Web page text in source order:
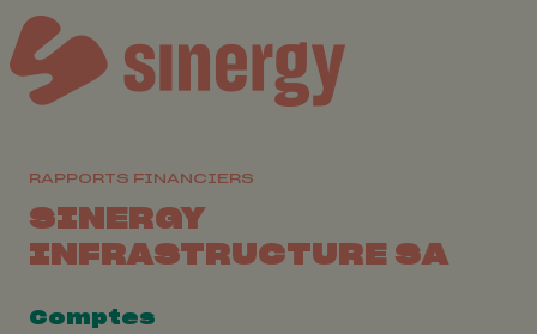
RAPPORTS FINANCIERS
SINERGY
INFRASTRUCTURE SA
Comptes